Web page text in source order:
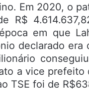
Em 2020, o
R$
em que
declarado
a vice
TSE foi de